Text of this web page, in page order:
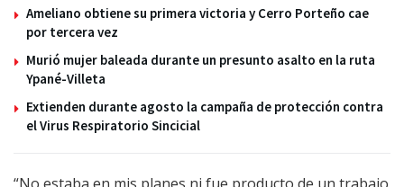
Ameliano obtiene su primera victoria y Cerro Porteño cae
por tercera vez
Murió mujer baleada durante un presunto asalto en la ruta
Ypané-Villeta
Extienden durante agosto la campaña de protección contra
el Virus Respiratorio Sincicial